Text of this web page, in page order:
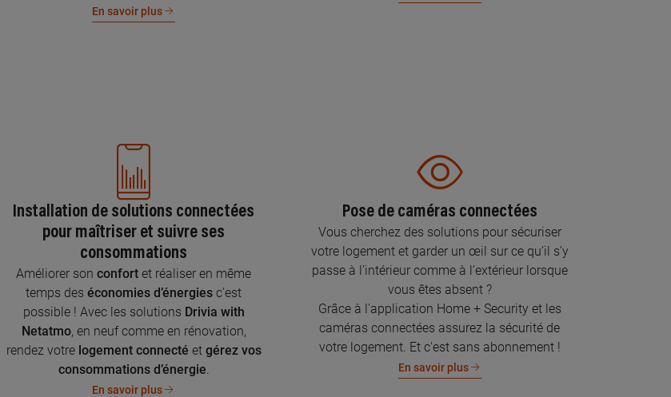
En savoir plus
Installation de solutions connectées
pour maîtriser et suivre ses
consommations
Améliorer son confort et réaliser en même
temps des économies d’énergies c’est
possible ! Avec les solutions Drivia with
Netatmo, en neuf comme en rénovation,
rendez votre logement connecté et gérez vos
consommations d’énergie.
En savoir plus
Pose de caméras connectées
Vous cherchez des solutions pour sécuriser
votre logement et garder un œil sur ce qu’il s’y
passe à l’intérieur comme à l’extérieur lorsque
vous êtes absent ?
Grâce à l'application Home + Security et les
caméras connectées assurez la sécurité de
votre logement. Et c'est sans abonnement !
En savoir plus